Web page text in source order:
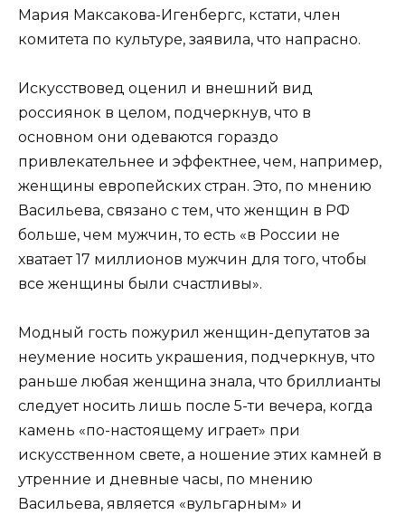
Мария Максакова-Игенбергс, кстати, член
комитета по культуре, заявила, что напрасно.
Искусствовед оценил и внешний вид
россиянок в целом, подчеркнув, что в
основном они одеваются гораздо
привлекательнее и эффектнее, чем, например,
женщины европейских стран. Это, по мнению
Васильева, связано с тем, что женщин в РФ
больше, чем мужчин, то есть «в России не
хватает 17 миллионов мужчин для того, чтобы
все женщины были счастливы».
Модный гость пожурил женщин-депутатов за
неумение носить украшения, подчеркнув, что
раньше любая женщина знала, что бриллианты
следует носить лишь после 5-ти вечера, когда
камень «по-настоящему играет» при
искусственном свете, а ношение этих камней в
утренние и дневные часы, по мнению
Васильева, является «вульгарным» и